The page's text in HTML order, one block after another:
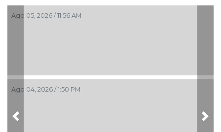
Ago 05, 2026 / 11:56 AM
Ago 04, 2026 / 1:50 PM
Previous